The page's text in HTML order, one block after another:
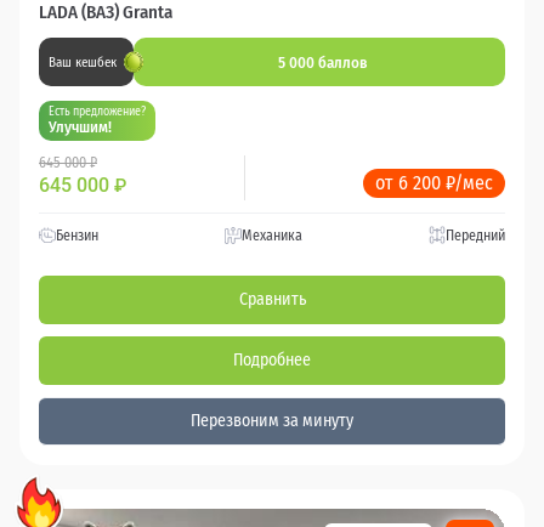
LADA (ВАЗ) Granta
Ваш кешбек 5 000 баллов
Есть предложение?
Улучшим!
645 000 ₽
645 000 ₽ от 6 200 ₽/мес
Бензин Механика Передний
Сравнить
Подробнее
Перезвоним за минуту